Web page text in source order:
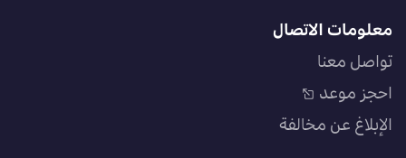
معلومات الاتصال
تواصل معنا
احجز موعد
الإبلاغ عن مخالفة